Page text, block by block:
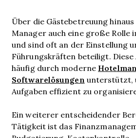
Über die Gästebetreuung
Manager auch eine große Rolle
und sind oft an der Einstellung
Führungskräften beteiligt.
häufig durch moderne
Softwarelösungen unterstützt,
Aufgaben effizient zu
Ein weiterer entscheidender
Tätigkeit ist das